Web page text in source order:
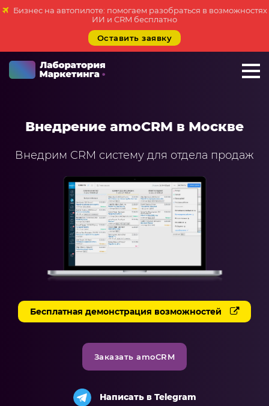
Бизнес на автопилоте: помогаем разобраться в возможностях
ИИ и CRM бесплатно
Оставить заявку
Внедрение Битрикс24
Внедрение amoCRM
Разработка CRM на заказ
ИИ решения для бизнеса
Маркетинг «под ключ»
Разработка сайтов
Решения
Система продаж для туристического бизнеса
Внедрение amoCRM в Москве
Внедрим CRM систему для отдела продаж
Бесплатная демонстрация возможностей
Заказать amoCRM
Написать в Telegram